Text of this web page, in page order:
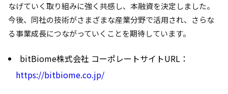
なげていく取り組みに強く共感し、本融資を決定しました。
今後、同社の技術がさまざまな産業分野で活用され、さらな
る事業成長につながっていくことを期待しています。
bitBiome株式会社 コーポレートサイトURL：
https://bitbiome.co.jp/